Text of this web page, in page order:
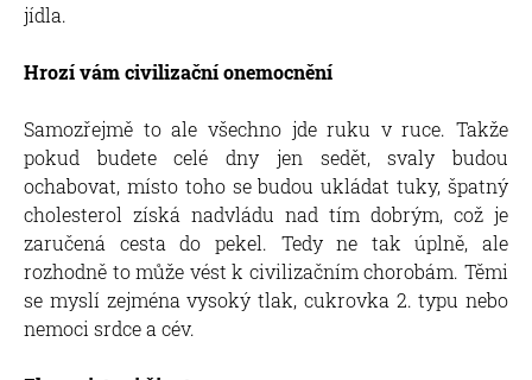
jídla.
Hrozí vám civilizační onemocnění
Samozřejmě to ale všechno jde ruku v ruce. Takže
pokud budete celé dny jen sedět, svaly budou
ochabovat, místo toho se budou ukládat tuky, špatný
cholesterol získá nadvládu nad tím dobrým, což je
zaručená cesta do pekel. Tedy ne tak úplně, ale
rozhodně to může vést k civilizačním chorobám. Těmi
se myslí zejména vysoký tlak, cukrovka 2. typu nebo
nemoci srdce a cév.